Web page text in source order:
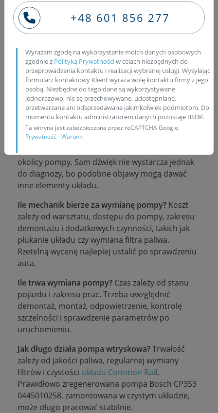
wtryskowej w Toyota Auris I
1.4 D-4D
W Toyota Auris I E15 1.4 D-4D z silnikiem 1ND-TV
pompa Common Railodpowiada za stabilne
ciśnienie paliwa. Jej zużycie może powodować
trudniejszy rozruch, spadek mocy, nierówną
pracę silnika, szarpanie albo błędy ciśnienia
paliwa.
Jaki jest dźwięk uszkodzonej pompy wtryskowej?
Może pojawić się metaliczne tarcie, wycie,
okolicy pompy. Sam dźwięk nie wystarcza jednak
do diagnozy, bo podobne objawy mogą dawać
inne elementy układu.
Ile mechanik bierze za wymianę pompy? Koszt
zależy od warsztatu, dostępu do pompy, zakresu
demontażu i dodatkowych czynności, takich jak
płukanie układu czy wymiana filtra paliwa.
Rzetelną wycenę najlepiej ustalić po sprawdzeniu
auta.
Ile trwa wymiana pompy? Czas zależy od stanu
pojazdu i zakresu prac. Trzeba uwzględnić
demontaż, montaż, odpowietrzenie, kontrolę
szczelności i sprawdzenie parametrów po
uruchomieniu.
Jak długo działa pompa wtryskowa?Trwałość
zależy od jakości paliwa, regularnej wymiany
filtrów i czystości układu Common Rail.
Prawidłowo zregenerowana pompa Bosch CP3S3
0445010258, zamontowana w czystym układzie,
może długo pracować stabilnie.
+48 601 856 277
Wyrażam zgodę na wykorzystanie moich danych osobowych
zgodnie z Polityką Prywatnościw celach niezbędnych do
przeprowadzenia kontaktu i realizacji wybranej usługi. Wysyłając
formularz kontaktowy Klient wyraża wolę kontaktu firmy z jego
osobą. Niezbędne do tego dane są wykorzystywane
jednorazowo, nie są przechowywane, udostępniane,
przetwarzane ani odsprzedawane jakimkolwiek podmiotom. Do
momentu kontaktu administratorem danych pozostaje BSDP.
Ta witryna jest zabezpieczona przez reCAPTCHA Google.
Prywatność-Warunki